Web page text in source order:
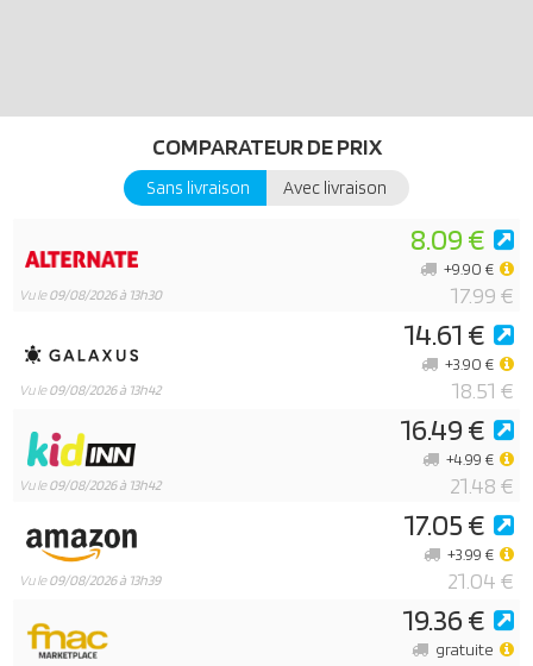
COMPARATEUR DE PRIX
Sans livraison Avec livraison
Vu le09/08/2026 à 13h30
8.09 €
17.99 €
+9.90 €
Vu le09/08/2026 à 13h42
14.61 €
18.51 €
+3.90 €
Vu le09/08/2026 à 13h42
16.49 €
21.48 €
+4.99 €
Vu le09/08/2026 à 13h39
17.05 €
21.04 €
+3.99 €
19.36 €
gratuite